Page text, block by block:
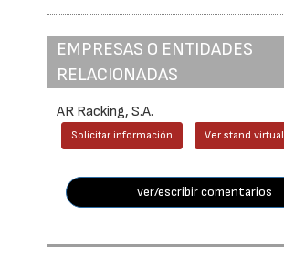
EMPRESAS O ENTIDADES
RELACIONADAS
AR Racking, S.A.
Solicitar información Ver stand virtual
ver/escribir comentarios